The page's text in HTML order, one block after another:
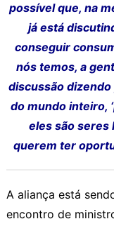
possível que, na
já está
conseguir
nós temos, a
discussão
do mundo inteiro,
eles são seres
querem ter
A aliança está
encontro de